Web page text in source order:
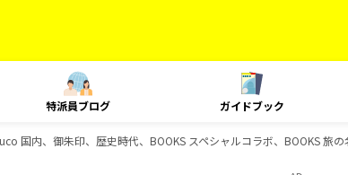
特派員ブログ ガイドブック
国内、御朱印、歴史時代、BOOKS スペシャルコラボ、BOOKS 旅